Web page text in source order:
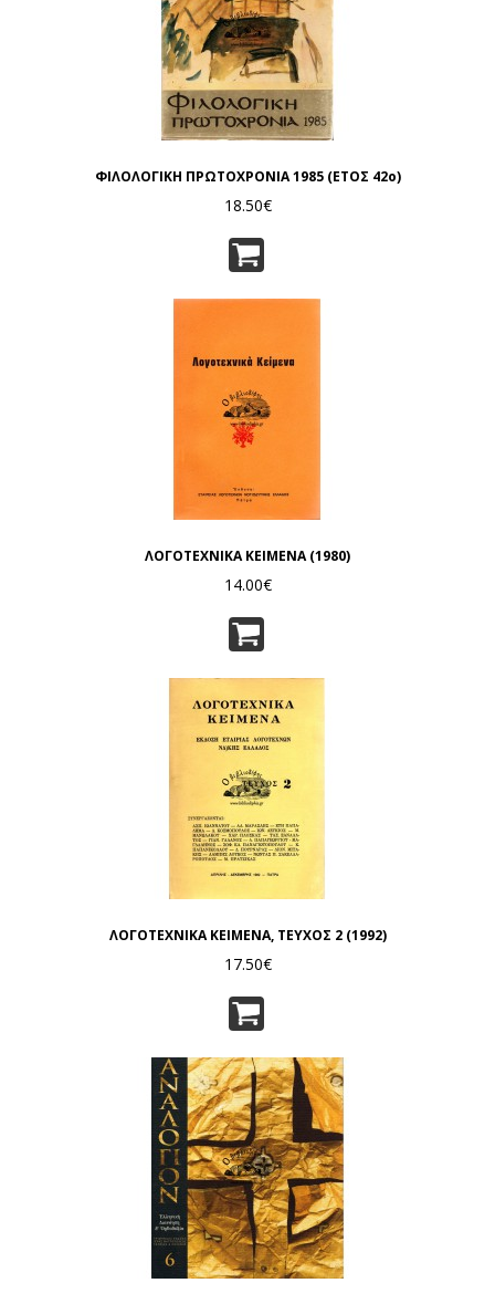
ΦΙΛΟΛΟΓΙΚΗ ΠΡΩΤΟΧΡΟΝΙΑ 1985 (ΕΤΟΣ 42ο)
18.50€
ΛΟΓΟΤΕΧΝΙΚΑ ΚΕΙΜΕΝΑ (1980)
14.00€
ΛΟΓΟΤΕΧΝΙΚΑ ΚΕΙΜΕΝΑ, ΤΕΥΧΟΣ 2 (1992)
17.50€